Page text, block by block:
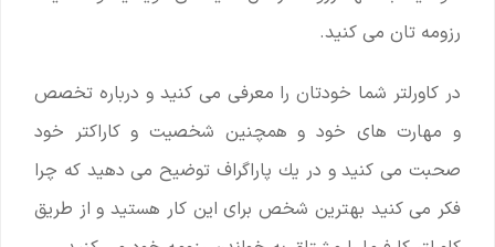
رزومه تان می كنيد.
در كاورلتر شما خودتان را معرفى می كنيد و درباره تخصص
و مهارت های خود و همچنین شخصیت و کاراکتر خود
صحبت می کنید و در يك پاراگراف توضيح می دهيد که چرا
فكر می كنيد بهترين شخص براى اين كار هستيد و از طریق